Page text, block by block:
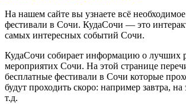
На нашем сайте вы узнаете всё
фестивали в Сочи. КудаСочи — это
самых интересных событий Сочи.
КудаСочи собирает информацию о лучших
мероприятих Сочи. На этой странице
бесплатные фестивали в Сочи которые
будут проходить скоро: например завтра,
т.д.